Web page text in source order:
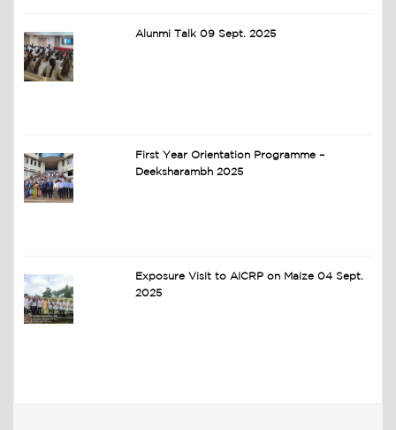
Alunmi Talk 09 Sept. 2025
First Year Orientation Programme –
Deeksharambh 2025
Exposure Visit to AICRP on Maize 04 Sept.
2025